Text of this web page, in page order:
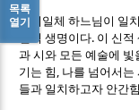
삼위일체 하느님이 일
신적 생명이다. 이 신적
과 시와 모든 예술에
기는 힘 , 나를 넘어서는
들과 일치하고자 안간
목록
열기